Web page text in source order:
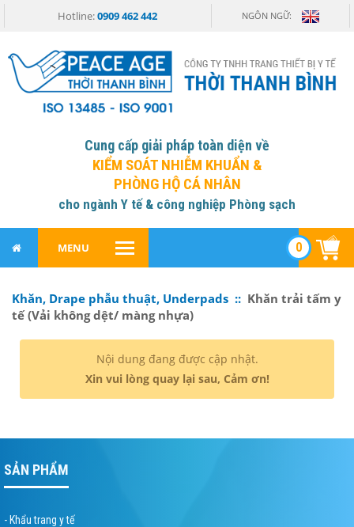
Hotline:0909 462 442 NGÔN NGỮ:
Cung cấp giải pháp toàn diện về
KIỂM SOÁT NHIỄM KHUẨN &
PHÒNG HỘ CÁ NHÂN
cho ngành Y tế & công nghiệp Phòng sạch
MENU 0
Khăn, Drape phẫu thuật, Underpads :: Khăn trải tấm y
tế (Vải không dệt/ màng nhựa)
Nội dung đang được cập nhật.
Xin vui lòng quay lại sau, Cảm ơn!
SẢN PHẨM
- Khẩu trang y tế